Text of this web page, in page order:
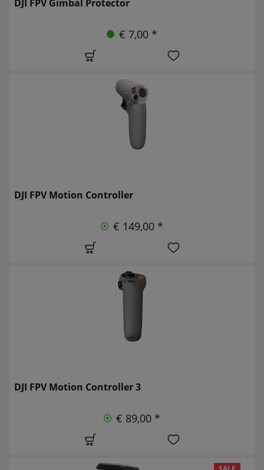
DJI FPV Gimbal Protector
€ 7,00 *
DJI FPV Motion Controller
€ 149,00 *
DJI FPV Motion Controller 3
€ 89,00 *